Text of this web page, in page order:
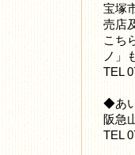
宝塚
売店
こち
ノ」
TEL
◆あ
阪急
TEL